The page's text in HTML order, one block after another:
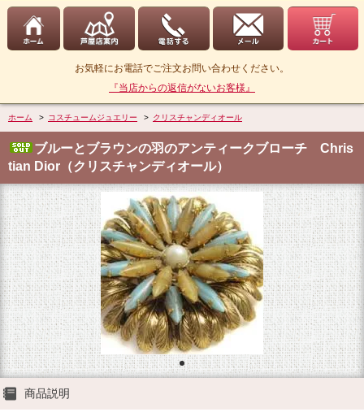
お気軽にお電話でご注文お問い合わせください。
『当店からの返信がないお客様』
ホーム > コスチュームジュエリー > クリスチャンディオール
ブルーとブラウンの羽のアンティークブローチ Chris
tian Dior（クリスチャンディオール）
商品説明